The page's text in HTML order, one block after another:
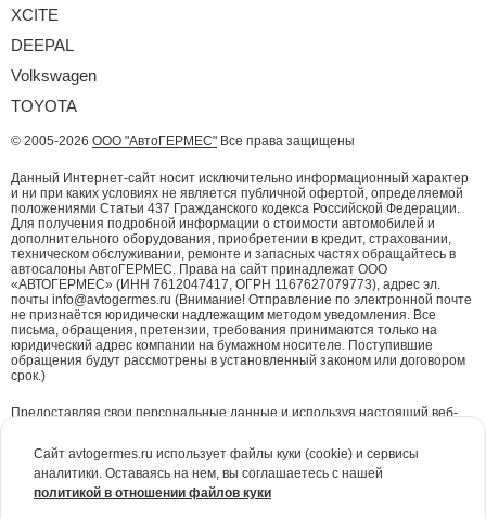
XCITE
DEEPAL
Volkswagen
TOYOTA
© 2005-2026 ООО "АвтоГЕРМЕС" Все права защищены
Данный Интернет-сайт носит исключительно информационный характер
и ни при каких условиях не является публичной офертой, определяемой
положениями Статьи 437 Гражданского кодекса Российской Федерации.
Для получения подробной информации о стоимости автомобилей и
дополнительного оборудования, приобретении в кредит, страховании,
техническом обслуживании, ремонте и запасных частях обращайтесь в
автосалоны АвтоГЕРМЕС. Права на сайт принадлежат ООО
«АВТОГЕРМЕС» (ИНН 7612047417, ОГРН 1167627079773), адрес эл.
почты info@avtogermes.ru (Внимание! Отправление по электронной почте
не признаётся юридически надлежащим методом уведомления. Все
письма, обращения, претензии, требования принимаются только на
юридический адрес компании на бумажном носителе. Поступившие
обращения будут рассмотрены в установленный законом или договором
срок.)
Предоставляя свои персональные данные и используя настоящий веб-
Для повышения удобства работы с сайтом и обеспечения его корректной
работы компания АвтоГЕРМЕСиспользует файлы куки (cookie)
Сайт avtogermes.ru использует файлы куки (cookie) и сервисы
аналитики. Оставаясь на нем, вы соглашаетесь с нашей
политикой в отношении файлов куки